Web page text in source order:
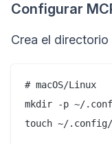
Configurar
Crea el
# macOS/Linux
mkdir -p ~/
touch ~/